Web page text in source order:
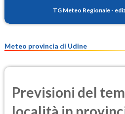
PM25
TG Meteo Regionale -
Meteo provincia di Udine
Previsioni del